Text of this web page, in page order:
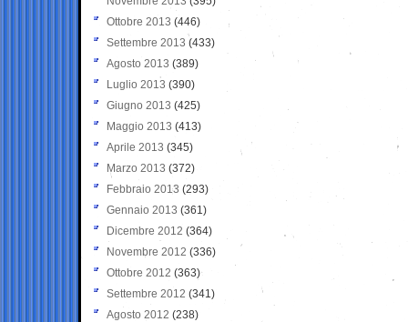
Ottobre 2013 (446)
Settembre 2013 (433)
Agosto 2013 (389)
Luglio 2013 (390)
Giugno 2013 (425)
Maggio 2013 (413)
Aprile 2013 (345)
Marzo 2013 (372)
Febbraio 2013 (293)
Gennaio 2013 (361)
Dicembre 2012 (364)
Novembre 2012 (336)
Ottobre 2012 (363)
Settembre 2012 (341)
Agosto 2012 (238)